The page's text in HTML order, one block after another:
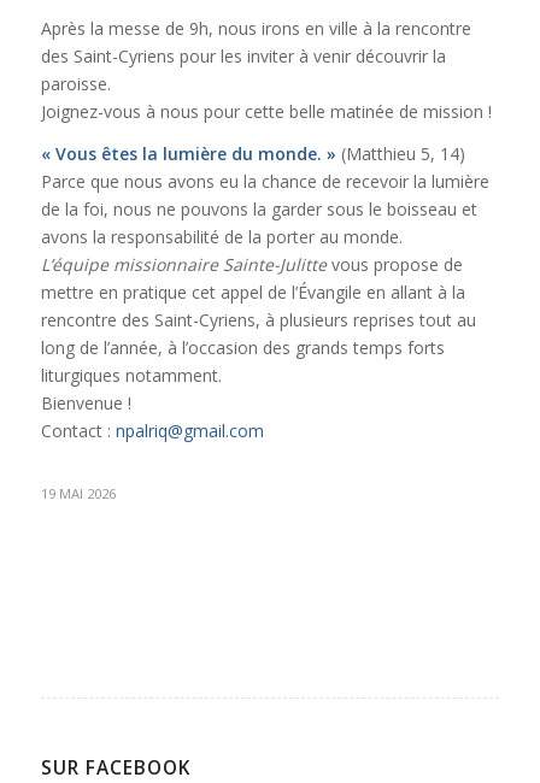
Après la messe de 9h, nous irons en ville à la rencontre
des Saint-Cyriens pour les inviter à venir découvrir la
paroisse.
Joignez-vous à nous pour cette belle matinée de mission !
« Vous êtes la lumière du monde. » (Matthieu 5, 14)
Parce que nous avons eu la chance de recevoir la lumière
de la foi, nous ne pouvons la garder sous le boisseau et
avons la responsabilité de la porter au monde.
L’équipe missionnaire Sainte-Julittevous propose de
mettre en pratique cet appel de l’Évangile en allant à la
rencontre des Saint-Cyriens, à plusieurs reprises tout au
long de l’année, à l’occasion des grands temps forts
liturgiques notamment.
Bienvenue !
Contact : npalriq@gmail.com
19 MAI 2026
SUR FACEBOOK